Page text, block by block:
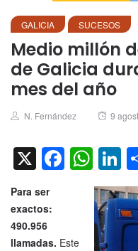
GALICIA SUCESOS
Medio millón
de Galicia
mes del año
Author
N. Fernández
Posted
9
X
Para ser
exactos:
490.956
llamadas. Este